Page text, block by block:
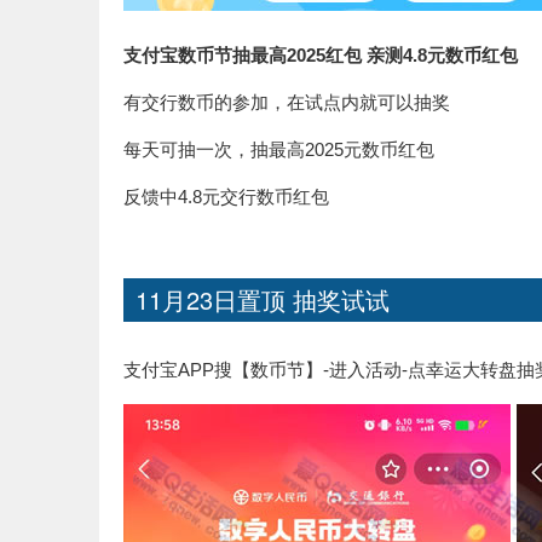
支付宝数币节抽最高2025红包 亲测4.8元数币红包
有交行数币的参加，在试点内就可以抽奖
每天可抽一次，抽最高2025元数币红包
反馈中4.8元交行数币红包
11月23日置顶 抽奖试试
支付宝APP搜【数币节】-进入活动-点幸运大转盘抽